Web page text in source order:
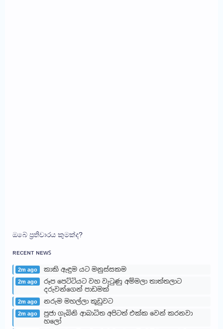
ඔබේ ප්‍රතිචාරය කුමක්ද?
ʀᴇᴄᴇɴᴛ ɴᴇᴡꜱ
2m ago කාකි ඇඳුම යට මනුස්සකම
2m ago
රූප පෙට්ටියට වහ වැටුණු අම්මලා තාත්තලාට
දරුවන්ගෙන් පාඩමක්
2m ago නරුම මහල්ලා කූඩුවට
2m ago
පුජා ගැබිනි ආබාධිත අපිටත් එක්ක වෙන් කරනවා
හලෝ